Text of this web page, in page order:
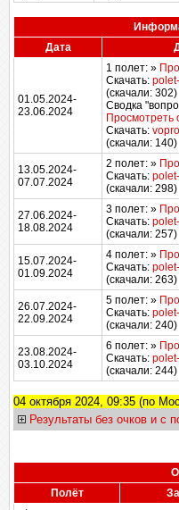
Дата
01.05.2024-
23.06.2024
1 полет: »
Скачать:
(cкачали: 302)
Сводка
Просмотреть
Скачать:
(cкачали: 140)
13.05.2024-
07.07.2024
2 полет: »
Скачать:
(cкачали: 298)
27.06.2024-
18.08.2024
3 полет: »
Скачать:
(cкачали: 257)
15.07.2024-
01.09.2024
4 полет: »
Скачать:
(cкачали: 263)
26.07.2024-
22.09.2024
5 полет: »
Скачать:
(cкачали: 240)
23.08.2024-
03.10.2024
6 полет: »
Скачать:
(cкачали: 244)
04 октября 2024, 09:35 (по
Результаты без очков и с
Полёт